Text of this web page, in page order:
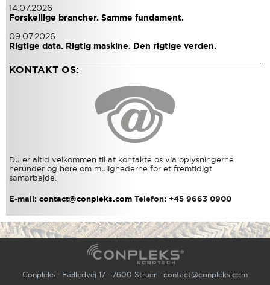
14.07.2026
Forskellige brancher. Samme fundament.
09.07.2026
Rigtige data. Rigtig maskine. Den rigtige verden.
KONTAKT OS:
Du er altid velkommen til at kontakte os via oplysningerne
herunder og høre om mulighederne for et fremtidigt
samarbejde.
E-mail: contact@conpleks.com Telefon: +45 9663 0900
Conpleks · Fælledvej 17 · 7600 Struer · contact@conpleks.com